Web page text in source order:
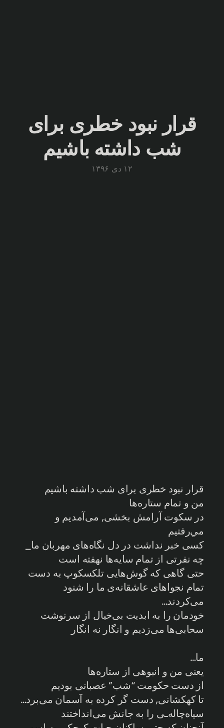
قرار نبود خطری برای
شب داشته باشیم
۱۲ دی ۱۳۹۶
قرار نبود خطری برای شب داشته باشیم
من و تمام ستاره‌ها
در سکوت آرامش بخشی, می‌آمدیم و
مي‌رفتیم
کسی خبر نداشت در دل نگاه‌های مهربان ما_
چه نفرتی از تمام سایه‌ها نهفته است
حتی گاهی که گوش‌هایی تلکسکوپ به دست
تمام نجواهای عاشقانه‌ی ما را شنود
می‌کردند…
خودمان را به ابدیت بی‌خیال از سرنوشت
سحابی‌ها می‌زدیم و انگار نه انگار
ما…
یعنی من و انبوهی از ستاره‌ها
از دست حکومت “شب” عصبانی بودیم
تا کهکشانی, دست گر کرده به آسمان می‌برد…
سیاه‌چاله‌ـی را به جانش می‌انداختند